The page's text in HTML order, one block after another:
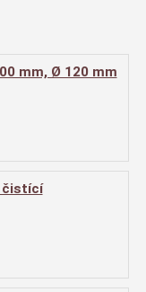
mm, Ø 120 mm
čistící